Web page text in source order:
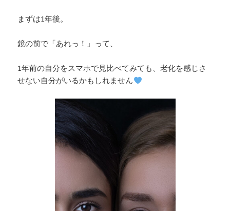
まずは1年後。
鏡の前で「あれっ！」って、
1年前の自分をスマホで見比べてみても、老化を感じさ
せない自分がいるかもしれません